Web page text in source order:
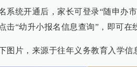
系统开通后，家长可登录“随申办
击“幼升小报名信息查询”，即可在
下图片，来源于往年义务教育入学信